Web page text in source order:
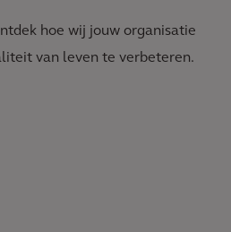
hoe wij jouw organisatie
van leven te verbeteren.